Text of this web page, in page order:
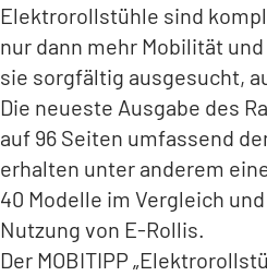
Elektrorollstühle sind
nur dann mehr Mobilität
sie sorgfältig ausgesucht,
Die neueste Ausgabe des
auf 96 Seiten umfassend
erhalten unter anderem
40 Modelle im Vergleich
Nutzung von E-Rollis.
Der MOBITIPP